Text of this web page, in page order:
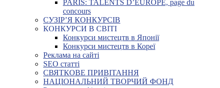
PARIS: TALENTS D’EUROPE, page du
concours
СУЗІР’Я КОНКУРСІВ
КОНКУРСИ В СВІТІ
Конкурси мистецтв в Японії
Конкурси мистецтв в Кореї
Реклама на сайті
SEO статті
СВЯТКОВЕ ПРИВІТАННЯ
НАЦІОНАЛЬНИЙ ТВОРЧИЙ ФОНД